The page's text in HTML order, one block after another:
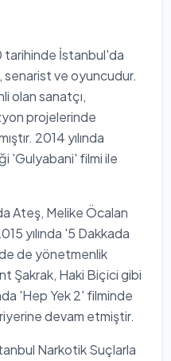
tarihinde İstanbul'da
ve oyuncudur.
olan sanatçı,
projelerinde
2014 yılında
'Gulyabani' filmi ile
Ateş, Melike Öcalan
yılında '5 Dakkada
de yönetmenlik
Şakrak, Haki Biçici gibi
'Hep Yek 2' filminde
devam etmiştir.
Narkotik Suçlarla